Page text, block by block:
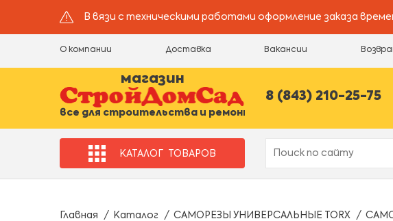
В вязи с техническими работами оформление заказа
О компании Доставка Вакансии
магазин
все для строительства и ремонта
8 (843) 210-25-75
КАТАЛОГ ТОВАРОВ
Главная Каталог САМОРЕЗЫ УНИВЕРСАЛЬНЫЕ TORX